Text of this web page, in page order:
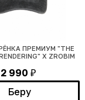
ПРЕМИУМ "THE
Х ZROBIM
2 990 ₽
Беру